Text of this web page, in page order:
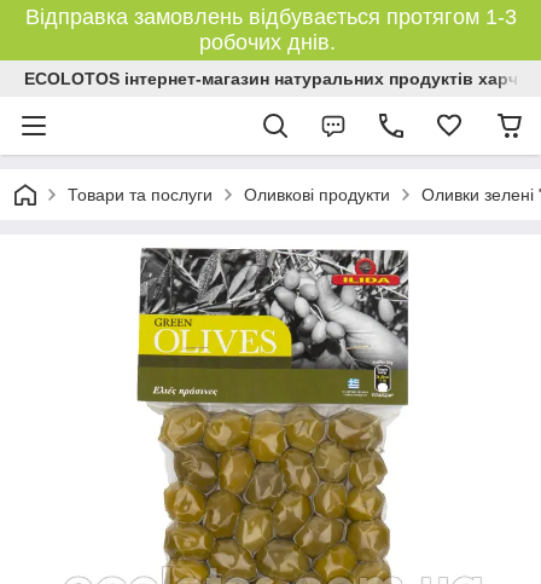
Відправка замовлень відбувається протягом 1-3
робочих днів.
ECOLOTOS інтернет-магазин натуральних продуктів
Товари та послуги Оливкові продукти Оливки зелені